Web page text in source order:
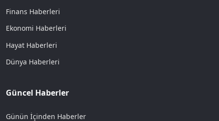
Finans Haberleri
Ekonomi Haberleri
Hayat Haberleri
Dünya Haberleri
Güncel Haberler
Günün İçinden Haberler